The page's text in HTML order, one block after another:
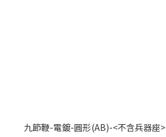
九節鞭-電鍍-圓形(AB)-<不含兵器座>